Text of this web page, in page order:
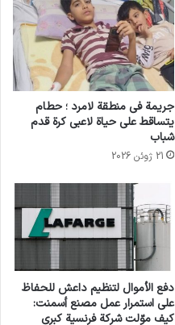
انسخ الرابط
جريمة في منطقة لامرد ؛ حطام
يتساقط على حياة لاعبي كرة قدم
شباب
21 ژوئن 2026
دفع الأموال لتنظيم داعش للحفاظ
على استمرار عمل مصنع أسمنت:
كيف موّلت شركة فرنسية كبرى